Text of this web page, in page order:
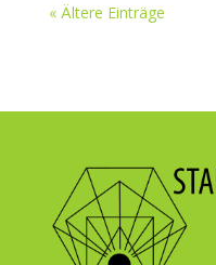
« Ältere Einträge